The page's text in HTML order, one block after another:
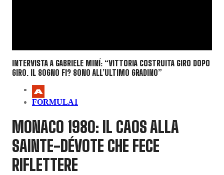
INTERVISTA A GABRIELE MINÍ: “VITTORIA COSTRUITA GIRO DOPO
GIRO. IL SOGNO F1? SONO ALL’ULTIMO GRADINO”
FORMULA1
MONACO 1980: IL CAOS ALLA
SAINTE-DÉVOTE CHE FECE
RIFLETTERE